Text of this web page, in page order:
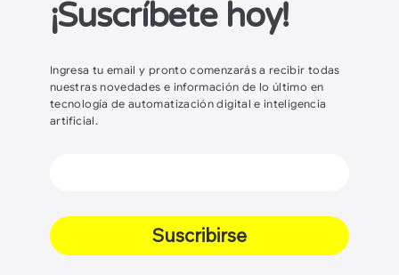
¡Suscríbete hoy!
Ingresa tu email y pronto comenzarás a recibir todas
nuestras novedades e información de lo último en
tecnología de automatización digital e inteligencia
artificial.
Suscribirse